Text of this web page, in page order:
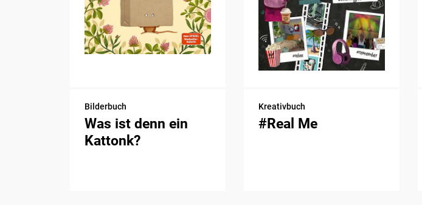
Bilderbuch
Was ist denn ein
Kattonk?
Kreativbuch
#Real Me